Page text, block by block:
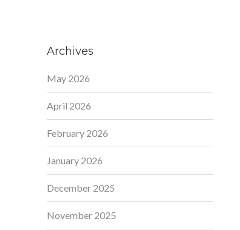
Archives
May 2026
April 2026
February 2026
January 2026
December 2025
November 2025